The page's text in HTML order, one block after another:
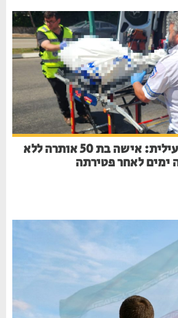
טרגדיה ביקנעם עילית: אישה בת 50 אותרה ללא
לאחר פטירתה